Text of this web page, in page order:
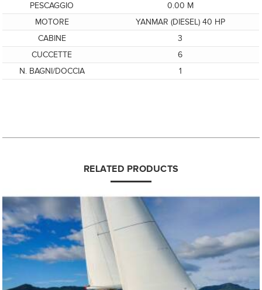
PESCAGGIO
0.00 M
MOTORE
YANMAR (DIESEL) 40 HP
CABINE
3
CUCCETTE
6
N. BAGNI/DOCCIA
1
RELATED PRODUCTS